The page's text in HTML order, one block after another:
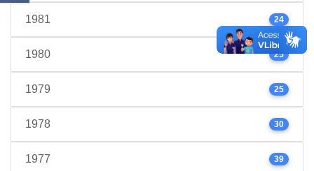
1981 24
1980 25
1979 25
1978 30
1977 39